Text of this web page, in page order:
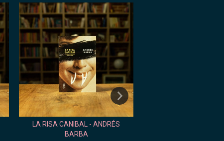
LA RISA CANIBAL - ANDRÉS
BARBA